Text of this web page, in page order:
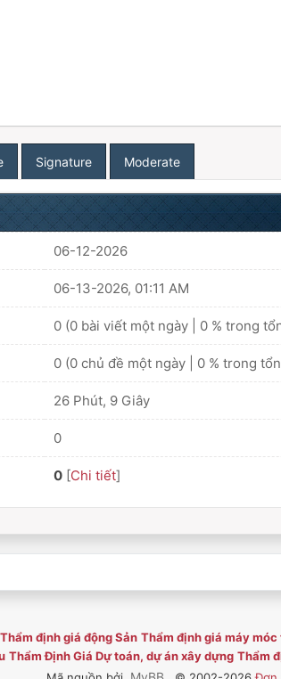
Signature Moderate
06-12-2026
06-13-2026, 01:11 AM
0 (0 bài viết một ngày | 0 % trong
0 (0 chủ đề một ngày | 0 % trong
26 Phút, 9 Giây
0
0 [Chi tiết]
Thẩm định giá động Sản Thẩm định giá máy móc
Thẩm Định Giá Dự toán, dự án xây dựng Thẩm